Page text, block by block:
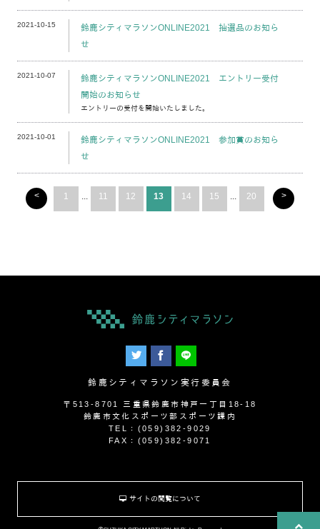
2021-10-15
鈴鹿シティマラソンONLINE2021 抽選品のお知ら
せ
2021-10-07
鈴鹿シティマラソンONLINE2021 エントリー受付
開始のお知らせ
エントリーの受付を開始いたしました。
2021-10-01
鈴鹿シティマラソンONLINE2021 参加賞のお知ら
せ
< 1 ... 11 12 13 14 15 ... 20 >
鈴鹿シティマラソン実行委員会
〒513-8701 三重県鈴鹿市神戸一丁目18-18
鈴鹿市文化スポーツ部スポーツ課内
TEL：(059)382-9029
FAX：(059)382-9071
サイトの閲覧について